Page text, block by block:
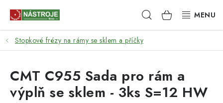
Hledat NÁKUPNÍ
KOŠÍK
NÁSTROJE
AKCE
BRUSIVO
Stopkové frézy na rámy se sklem a příčky
CMT C955 Sada pro rám a
výplň se sklem - 3ks S=12 HW